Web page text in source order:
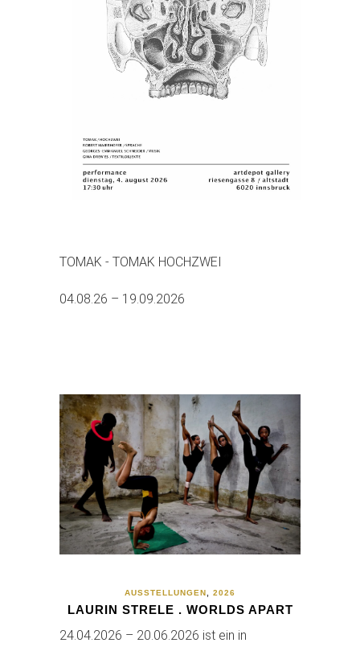
TOMAK - TOMAK HOCHZWEI
04.08.26 – 19.09.2026
AUSSTELLUNGEN 2026
LAURIN STRELE . WORLDS APART
24.04.2026 – 20.06.2026 ist ein in